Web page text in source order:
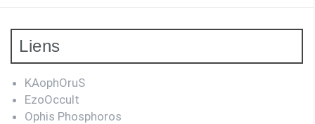
Liens
KAophOruS
EzoOccult
Ophis Phosphoros